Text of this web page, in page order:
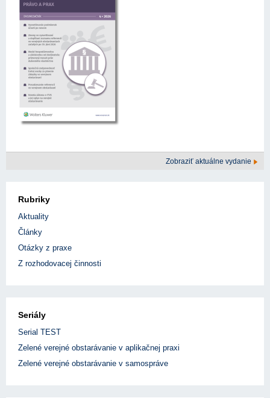
Zobraziť aktuálne vydanie
Rubriky
Aktuality
Články
Otázky z praxe
Z rozhodovacej činnosti
Seriály
Serial TEST
Zelené verejné obstarávanie v aplikačnej praxi
Zelené verejné obstarávanie v samospráve